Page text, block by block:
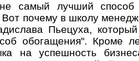
самый лучший способ
Вот почему в школу
Пьецуха,
обогащения". Кроме
на успешность